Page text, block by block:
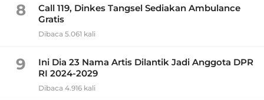
8
Call 119, Dinkes Tangsel Sediakan Ambulance
Gratis
Dibaca 5.061 kali
9
Ini Dia 23 Nama Artis Dilantik Jadi Anggota DPR
RI 2024-2029
Dibaca 4.916 kali